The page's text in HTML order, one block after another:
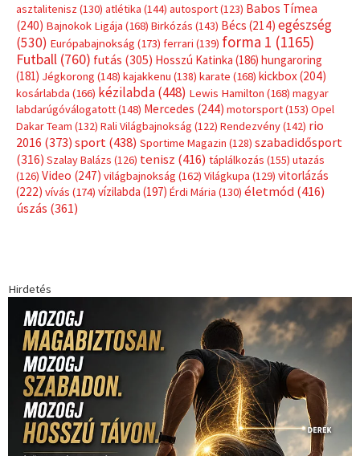
asztalitenisz (130) atlétika (144) autosport(123) Babos Tímea
(240) Bajnokok Ligája (168) Birkózás (143) Bécs (214) egészség
(530) Európabajnokság (173) ferrari (139) forma 1 (1165)
Futball (760) futás (305) Hosszú Katinka (186) hungaroring
(181) Jégkorong (148) kajakkenu (138) karate (168) kickbox(204)
kosárlabda (166) kézilabda(448) Lewis Hamilton (168) magyar
labdarúgóválogatott(148) Mercedes (244) motorsport(153) Opel
Dakar Team (132) Rali Világbajnokság (122) Rendezvény(142) rio
2016 (373) sport(438) Sportime Magazin (128) szabadidősport
(316) Szalay Balázs (126) tenisz (416) táplálkozás (155) utazás
(126) Video (247) világbajnokság (162) Világkupa (129) vitorlázás
(222) vívás (174) vízilabda (197) Érdi Mária (130) életmód(416)
úszás (361)
Hirdetés